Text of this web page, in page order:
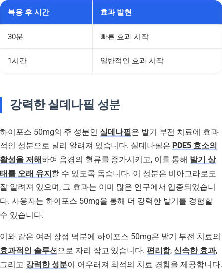
복용 후 시간 효과 발현
30분 빠른 효과 시작
1시간 일반적인 효과 시작
강력한 실데나필 성분
하이포스 50mg의 주 성분인 실데나필은 발기 부전 치료에 효과
적인 성분으로 널리 알려져 있습니다. 실데나필은 PDE5 효소의
활성을 저해하여 음경의 혈류를 증가시키고, 이를 통해 발기 상
태를 오래 유지할 수 있도록 돕습니다. 이 성분은 비아그라로도
잘 알려져 있으며, 그 효과는 이미 많은 연구에서 입증되었습니
다. 사용자는 하이포스 50mg을 통해 더 강력한 발기를 경험할
수 있습니다.
이와 같은 여러 장점 덕분에 하이포스 50mg은 발기 부전 치료의
효과적인 솔루션으로 자리 잡고 있습니다. 편리함, 신속한 효과,
그리고 강력한 성분이 어우러져 최적의 치료 경험을 제공합니다.